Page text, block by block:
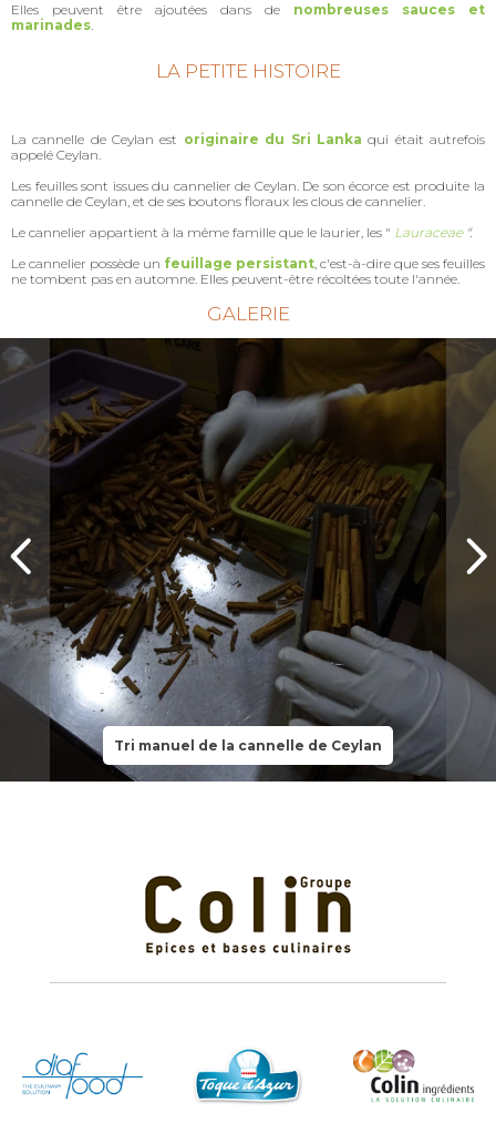
Elles peuvent être ajoutées dans de nombreuses sauces et
marinades.
LA PETITE HISTOIRE
La cannelle de Ceylan est originaire du Sri Lanka qui était autrefois
appelé Ceylan.
Les feuilles sont issues du cannelier de Ceylan. De son écorce est produite la
cannelle de Ceylan, et de ses boutons floraux les clous de cannelier.
Le cannelier appartient à la même famille que le laurier, les " Lauraceae".
Le cannelier possède un feuillage persistant, c'est-à-dire que ses feuilles
ne tombent pas en automne. Elles peuvent-être récoltées toute l'année.
GALERIE
Tri manuel de la cannelle de Ceylan